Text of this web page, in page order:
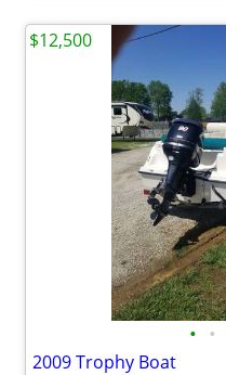
• •
2009 Trophy Boat
$12,500